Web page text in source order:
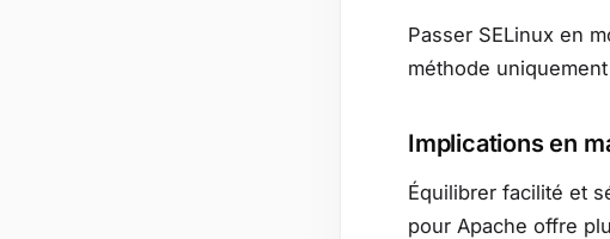
Passer SELinux en
méthode
Implications en
Équilibrer facilité et
pour Apache offre